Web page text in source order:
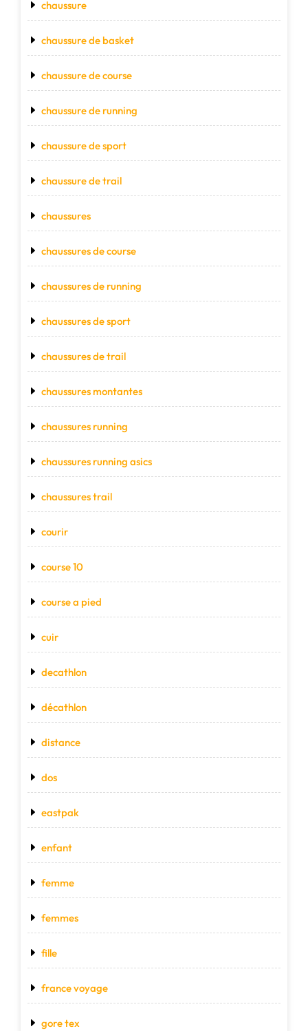
chaussure
chaussure de basket
chaussure de course
chaussure de running
chaussure de sport
chaussure de trail
chaussures
chaussures de course
chaussures de running
chaussures de sport
chaussures de trail
chaussures montantes
chaussures running
chaussures running asics
chaussures trail
courir
course 10
course a pied
cuir
decathlon
décathlon
distance
dos
eastpak
enfant
femme
femmes
fille
france voyage
gore tex